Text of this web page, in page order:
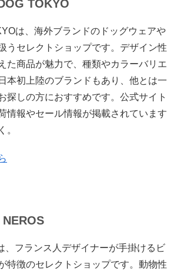
TOKYO
は、海外ブランドのドッグウェアや
うセレクトショップです。デザイン性
た商品が魅力で、種類やカラーバリエ
本初上陸のブランドもあり、他とは一
探しの方におすすめです。公式サイト
情報やセール情報が掲載されています
。
、フランス人デザイナーが手掛けるビ
特徴のセレクトショップです。動物性